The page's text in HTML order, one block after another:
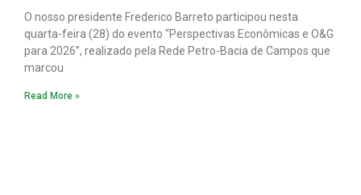
O nosso presidente Frederico Barreto participou nesta
quarta-feira (28) do evento “Perspectivas Econômicas e O&G
para 2026”, realizado pela Rede Petro-Bacia de Campos que
marcou
Read More »